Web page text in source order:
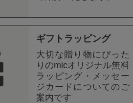
ギフトラッピング
大切な贈り物にぴった
りのmicオリジナル無料
ラッピング・メッセー
ジカードについてのご
案内です